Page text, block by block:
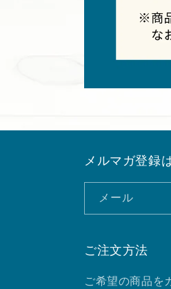
メルマガ登録
メール
ご注文方法
ご希望の商品を